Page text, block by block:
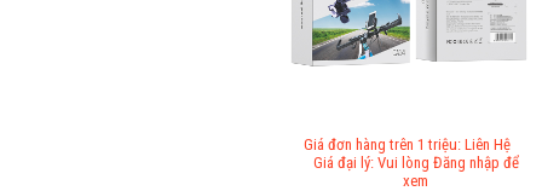
Giá đơn hàng trên 1 triệu: Liên Hệ
Giá đại lý: Vui lòng Đăng nhập để
xem